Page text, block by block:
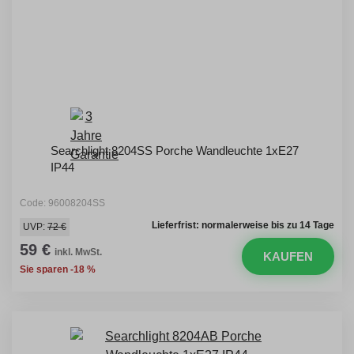
Searchlight 8204SS Porche Wandleuchte 1xE27
IP44
Code: 96008204SS
Lieferfrist: normalerweise bis zu 14 Tage
UVP: 72 €
59 € inkl. MwSt.
Sie sparen -18 %
KAUFEN